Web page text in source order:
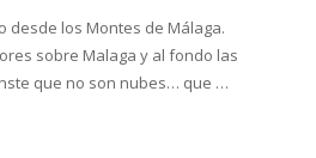
desde los Montes de Málaga.
sobre Malaga y al fondo las
que no son nubes… que …